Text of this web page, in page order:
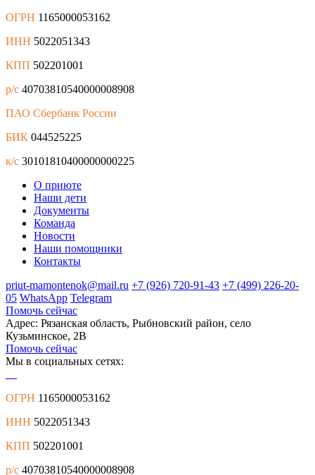
ОГРН 1165000053162
ИНН 5022051343
КПП 502201001
р/с 40703810540000008908
ПАО Сбербанк России
БИК 044525225
к/с 30101810400000000225
О приюте
Наши дети
Документы
Команда
Новости
Наши помощники
Контакты
priut-mamontenok@mail.ru +7 (926) 720-91-43 +7 (499) 226-20-
05 WhatsApp Telegram
Помочь сейчас
Адрес: Рязанская область, Рыбновский район, село
Кузьминское, 2В
Помочь сейчас
Мы в социальных сетях:
ОГРН 1165000053162
ИНН 5022051343
КПП 502201001
р/с 40703810540000008908